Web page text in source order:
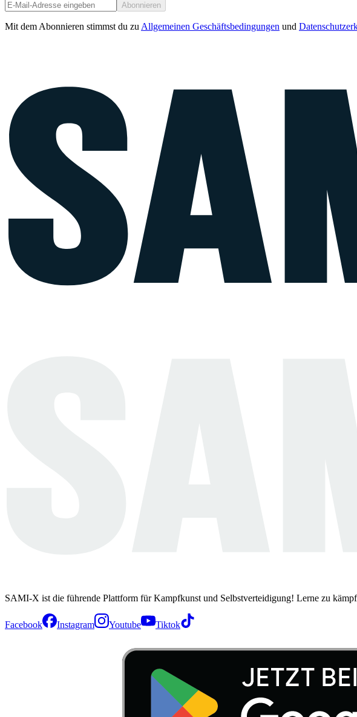
Abonnieren
Mit dem Abonnieren stimmst du zu Allgemeinen Geschäftsbedingungen und
SAMI-X ist die führende Plattform für Kampfkunst und Selbstverteidigung! Lerne zu
Facebook Instagram Youtube Tiktok